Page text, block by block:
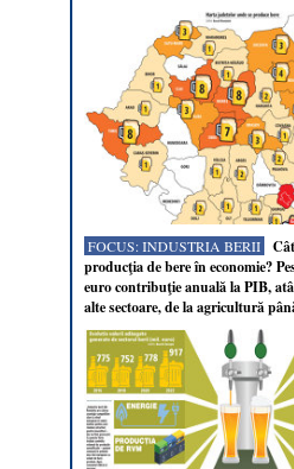
FOCUS: INDUSTRIA BERII
producţia de bere în economie?
euro contribuţie anuală la PIB,
alte sectoare, de la agricultură